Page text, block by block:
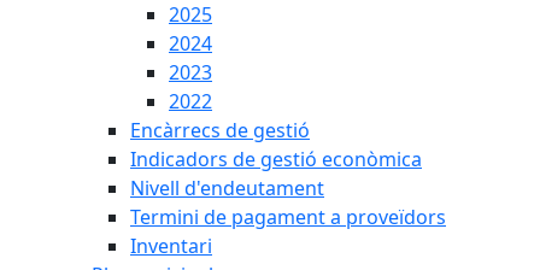
2025
2024
2023
2022
Encàrrecs de gestió
Indicadors de gestió econòmica
Nivell d'endeutament
Termini de pagament a proveïdors
Inventari